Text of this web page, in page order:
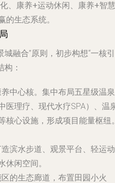
、康养+运动休闲、康养+智慧
的生态系统。
融合”原则，初步构想“一核引
：
中心核。集中布局五星级温泉
医理疗、现代水疗SPA）、温
核心设施，形成项目能量枢纽
造滨水步道、观景平台、轻运动
休闲空间。
的生态廊道，布置田园小火